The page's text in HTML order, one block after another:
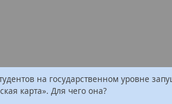
на государственном уровне
карта». Для чего она?